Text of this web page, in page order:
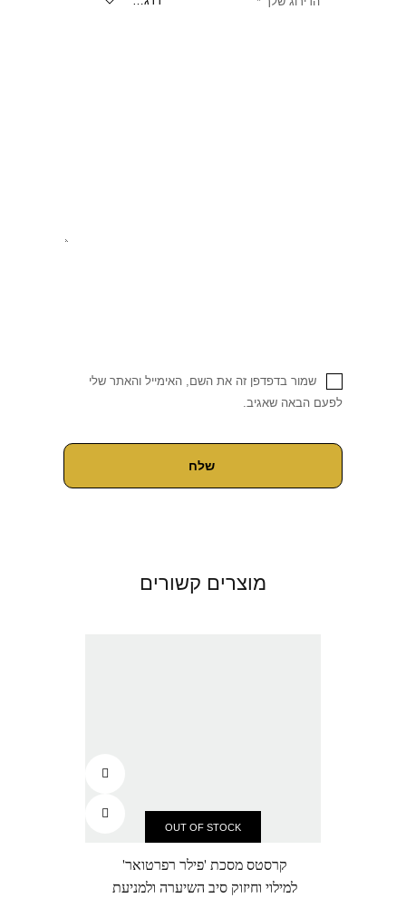
שמור בדפדפן זה את השם, האימייל והאתר שלי
לפעם הבאה שאגיב.
מוצרים קשורים
OUT OF STOCK
קרסטס מסכת 'פילר רפרטואר'
למילוי וחיזוק סיב השיערה ולמניעת